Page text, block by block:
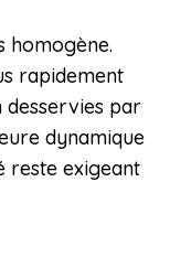
homogène.
rapidement
desservies par
dynamique
reste exigeant